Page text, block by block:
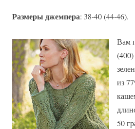
Размеры джемпера: 38-40 (44-46).
Вам
из
50